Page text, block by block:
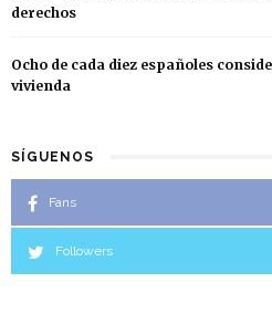
derechos
Ocho de cada diez españoles
vivienda
SÍGUENOS
Fans
Followers